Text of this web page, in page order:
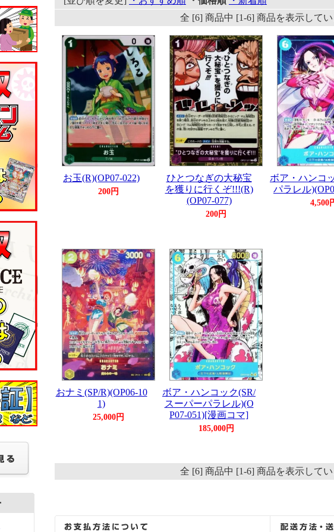
全 [6] 商品中 [1-6] 商品を表示してい
お玉(R)(OP07-022)
200円
ひとつなぎの大秘宝
を獲りに行くぞ!!!(R)
(OP07-077)
200円
ボア・ハンコ
パラレル
4,500
おナミ(SP/R)(OP06-10
1)
25,000円
ボア・ハンコック(SR/
スーパーパラレル)(O
P07-051)[漫画コマ]
185,000円
全 [6] 商品中 [1-6] 商品を表示してい